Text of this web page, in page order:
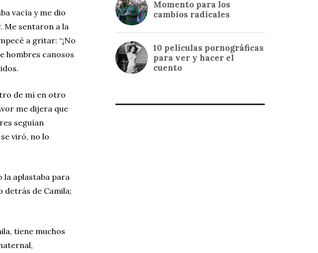
vacía y me dio
Me sentaron a la
a gritar: “¡No
hombres canosos
de mí en otro
me dijera que
seguían
viró, no lo
la aplastaba para
detrás de Camila;
tiene muchos